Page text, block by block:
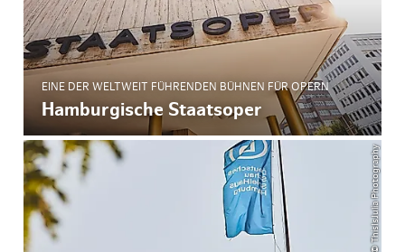
EINE DER WELTWEIT FÜHRENDEN BÜHNEN FÜR OPERN
Hamburgische Staatsoper
© ThisIsJulia Photography